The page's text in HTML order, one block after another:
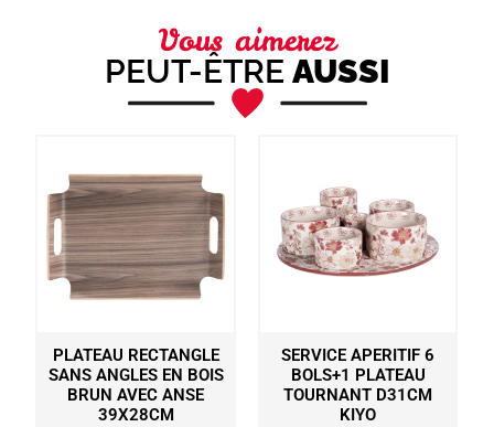
Vous aimerez
PEUT-ÊTRE AUSSI
PLATEAU RECTANGLE
SANS ANGLES EN BOIS
BRUN AVEC ANSE
39X28CM
SERVICE APERITIF 6
BOLS+1 PLATEAU
TOURNANT D31CM
KIYO